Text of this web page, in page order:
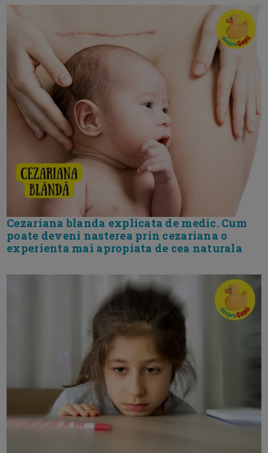
Cezariana blanda explicata de medic. Cum
poate deveni nasterea prin cezariana o
experienta mai apropiata de cea naturala